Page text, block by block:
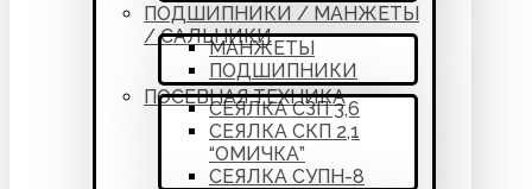
ПОДШИПНИКИ / МАНЖЕТЫ
/ САЛЬНИКИ
МАНЖЕТЫ
ПОДШИПНИКИ
ПОСЕВНАЯ ТЕХНИКА
СЕЯЛКА СЗП 3,6
СЕЯЛКА СКП 2,1
“ОМИЧКА”
СЕЯЛКА СУПН-8